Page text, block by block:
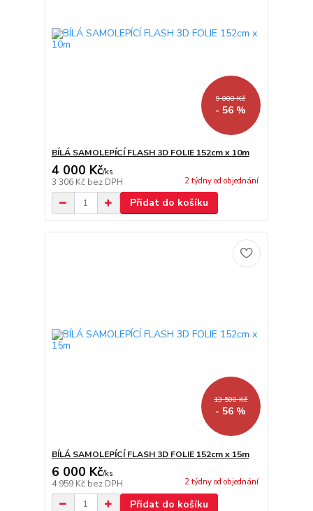
9 000 Kč
- 56 %
BÍLÁ SAMOLEPÍCÍ FLASH 3D FOLIE 152cm x 10m
4 000 Kč/ks
3 306 Kč bez DPH 2 týdny od objednání
Přidat do košíku
13 500 Kč
- 56 %
BÍLÁ SAMOLEPÍCÍ FLASH 3D FOLIE 152cm x 15m
6 000 Kč/ks
4 959 Kč bez DPH 2 týdny od objednání
Přidat do košíku